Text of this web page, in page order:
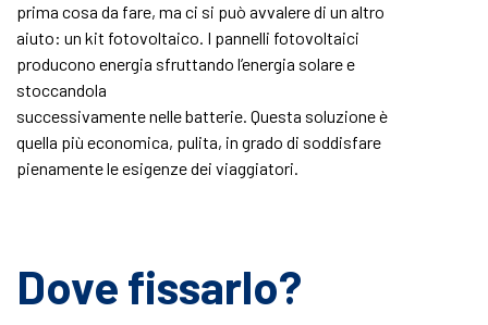
prima cosa da fare, ma ci si può avvalere di un altro
aiuto: un kit fotovoltaico. I pannelli fotovoltaici
producono energia sfruttando l’energia solare e
stoccandola
successivamente nelle batterie. Questa soluzione è
quella più economica, pulita, in grado di soddisfare
pienamente le esigenze dei viaggiatori.
Dove fissarlo?